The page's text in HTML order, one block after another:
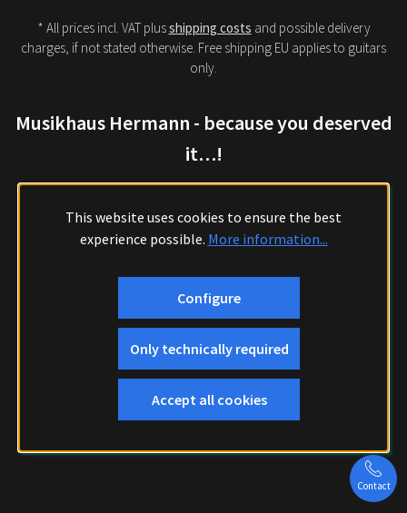
* All prices incl. VAT plusshipping costs and possible delivery
charges, if not stated otherwise. Free shipping EU applies to guitars
only.
Musikhaus Hermann - because you deserved
it…!
Contact
This website uses cookies to ensure the best
experience possible. More information...
Only technically required
Configure
Accept all cookies